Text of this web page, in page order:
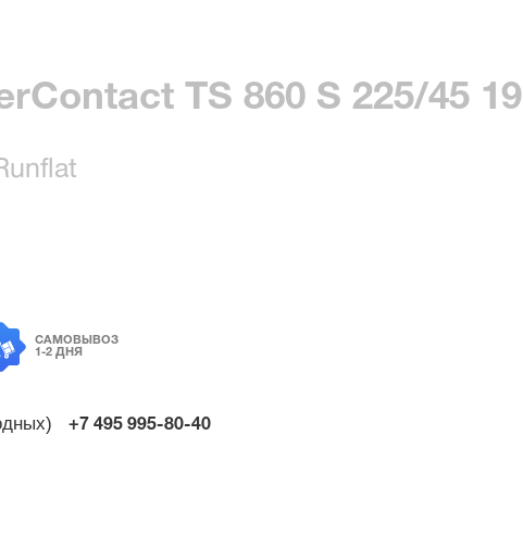
TS 860 S 225/45 19
САМОВЫВОЗ
1-2 ДНЯ
+7 495 995-80-40